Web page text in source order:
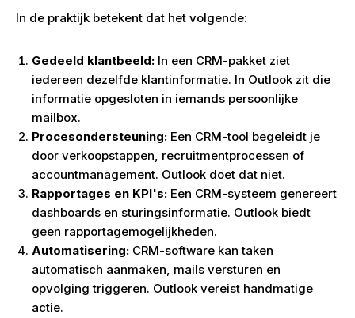
In de praktijk betekent dat het volgende:
Gedeeld klantbeeld: In een CRM-pakket ziet
iedereen dezelfde klantinformatie. In Outlook zit die
informatie opgesloten in iemands persoonlijke
mailbox.
Procesondersteuning: Een CRM-tool begeleidt je
door verkoopstappen, recruitmentprocessen of
accountmanagement. Outlook doet dat niet.
Rapportages en KPI's: Een CRM-systeem genereert
dashboards en sturingsinformatie. Outlook biedt
geen rapportagemogelijkheden.
Automatisering: CRM-software kan taken
automatisch aanmaken, mails versturen en
opvolging triggeren. Outlook vereist handmatige
actie.